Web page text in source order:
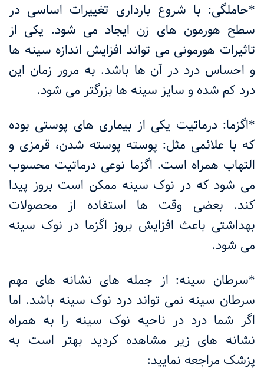
*حاملگی: با شروع بارداری تغییرات اساسی در
سطح هورمون های زن ایجاد می شود. یکی از
تاثیرات هورمونی می تواند افزایش اندازه سینه ها
و احساس درد در آن ها باشد. به مرور زمان این
درد کم شده و سایز سینه ها بزرگتر می شود.
*اگزما: درماتیت یکی از بیماری های پوستی بوده
که با علائمی مثل: پوسته پوسته شدن، قرمزی و
التهاب همراه است. اگزما نوعی درماتیت محسوب
می شود که در نوک سینه ممکن است بروز پیدا
کند. بعضی وقت ها استفاده از محصولات
بهداشتی باعث افزایش بروز اگزما در نوک سینه
می شود.
*سرطان سینه: از جمله های نشانه های مهم
سرطان سینه نمی تواند درد نوک سینه باشد. اما
اگر شما درد در ناحیه نوک سینه را به همراه
نشانه های زیر مشاهده کردید بهتر است به
پزشک مراجعه نمایید: